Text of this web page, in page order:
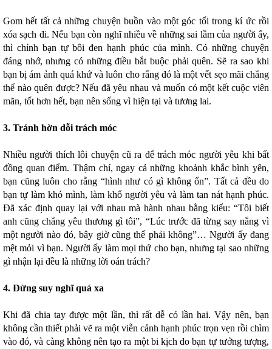
Gom hết tất cả những chuyện buồn vào một góc tối trong kí ức rồi
xóa sạch đi. Nếu bạn còn nghĩ nhiều về những sai lầm của người ấy,
thì chính bạn tự bôi đen hạnh phúc của mình. Có những chuyện
đáng nhớ, nhưng có những điều bắt buộc phải quên. Sẽ ra sao khi
bạn bị ám ảnh quá khứ và luôn cho rằng đó là một vết sẹo mãi chẳng
thể nào quên được? Nếu đã yêu nhau và muốn có một kết cuộc viên
mãn, tốt hơn hết, bạn nên sống vì hiện tại và tương lai.
3. Tránh hờn dỗi trách móc
Nhiều người thích lôi chuyện cũ ra để trách móc người yêu khi bất
đồng quan điểm. Thậm chí, ngay cả những khoảnh khắc bình yên,
bạn cũng luôn cho rằng “hình như có gì không ổn”. Tất cả đều do
bạn tự làm khó mình, làm khổ người yêu và làm tan nát hạnh phúc.
Đã xác định quay lại với nhau mà hành nhau bằng kiểu: “Tôi biết
anh cũng chẳng yêu thương gì tôi”, “Lúc trước đã từng say nắng vì
một người nào đó, bây giờ cũng thế phải không”… Người ấy đang
mệt mỏi vì bạn. Người ấy làm mọi thứ cho bạn, nhưng tại sao những
gì nhận lại đều là những lời oán trách?
4. Đừng suy nghĩ quá xa
Khi đã chia tay được một lần, thì rất dễ có lần hai. Vậy nên, bạn
không cần thiết phải vẽ ra một viễn cảnh hạnh phúc trọn vẹn rồi chìm
vào đó, và càng không nên tạo ra một bi kịch do bạn tự tưởng tượng,